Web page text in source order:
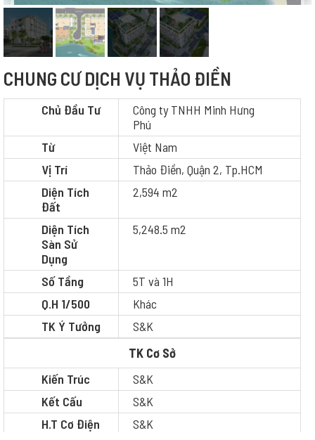
CHUNG CƯ DỊCH VỤ THẢO ĐIỀN
Chủ Đầu Tư
Công ty TNHH Minh Hưng
Phú
Từ
Việt Nam
Vị Trí
Thảo Điền, Quận 2, Tp.HCM
Diện Tích
Đất
2,594 m2
Diện Tích
Sàn Sử
Dụng
5,248.5 m2
Số Tầng
5T và 1H
Q.H 1/500
Khác
TK Ý Tưởng
S&K
TK Cơ Sở
Kiến Trúc
S&K
Kết Cấu
S&K
H.T Cơ Điện
S&K